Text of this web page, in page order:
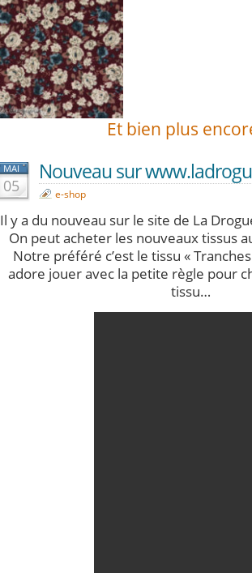
Et bien plus
MAI
05
Nouveau sur
e-shop
Il y a du nouveau sur le site de La
On peut acheter les nouveaux tissus
Notre préféré c’est le tissu «
adore jouer avec la petite règle pour
tissu…